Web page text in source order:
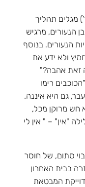
מגלים תהליך
הנעורים, מרגיש
הנעורים. בנוסף
ולא ידע את
זאת אהבה?"
רימו
גם היא איננה.
חש מרוקן מכל,
"אין" – " אין לי
סתום, של חוסר
בבית האחרון
המבטאת